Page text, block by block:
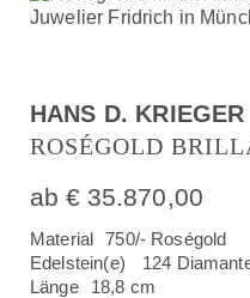
HANS D. KRIEGER
ROSÉGOLD
ab€ 35.870,00
Material
750/- Roségold
Edelstein(e)
124
Länge
18,8 cm